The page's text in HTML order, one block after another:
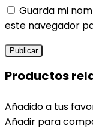
Guarda mi
este navegador
Productos
Añadido a tus
Añadir para